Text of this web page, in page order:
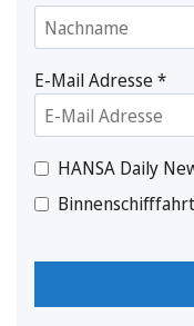
E-Mail Adresse*
HANSA Daily